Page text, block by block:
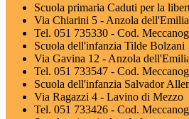
Scuola primaria Caduti per la
Via Chiarini 5 - Anzola dell'Emilia
Tel. 051 735330 - Cod.
Scuola dell'infanzia Tilde Bolzani
Via Gavina 12 - Anzola
Tel. 051 733547 - Cod.
Scuola dell'infanzia Salvador
Via Ragazzi 4 - Lavino di Mezzo
Tel. 051 733426 - Cod.